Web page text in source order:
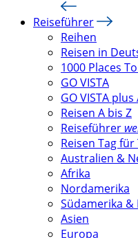
Reiseführer
Reihen
Reisen in
1000 Places
GO VISTA
GO VISTA plus
Reisen A bis Z
Reiseführer
Reisen Tag für
Australien &
Afrika
Nordamerika
Südamerika
Asien
Europa